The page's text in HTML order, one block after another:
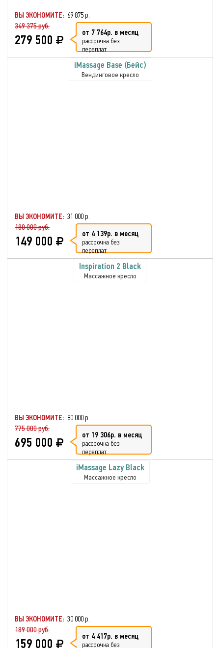
ВЫ ЭКОНОМИТЕ: 69 875 р.
349 375 руб.
279 500 от 7 764р. в месяц
рассрочка без
переплат
iMassage Base (Бейс)
Вендинговое кресло
ВЫ ЭКОНОМИТЕ: 31 000 р.
180 000 руб.
149 000 от 4 139р. в месяц
рассрочка без
переплат
Inspiration 2 Black
Массажное кресло
ВЫ ЭКОНОМИТЕ: 80 000 р.
775 000 руб.
695 000 от 19 306р. в месяц
рассрочка без
переплат
iMassage Lazy Black
Массажное кресло
ВЫ ЭКОНОМИТЕ: 30 000 р.
189 000 руб.
159 000 от 4 417р. в месяц
рассрочка без